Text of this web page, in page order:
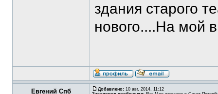
здания старого
нового....На мой
Евгений Спб Добавлено: 10 авг, 2014, 11:12